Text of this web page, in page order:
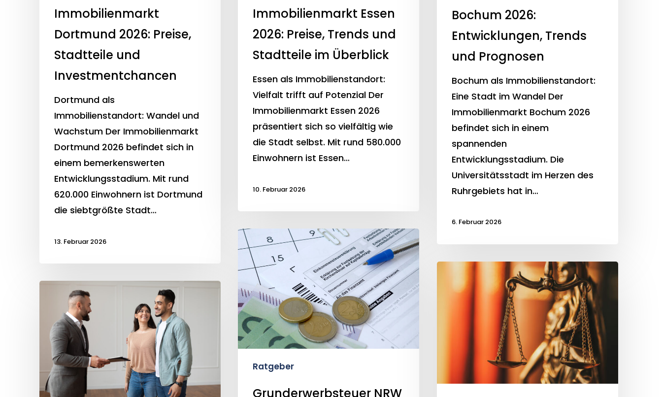
Immobilienmarkt
Dortmund 2026: Preise,
Stadtteile und
Investmentchancen
Dortmund als
Immobilienstandort: Wandel und
Wachstum Der Immobilienmarkt
Dortmund 2026 befindet sich in
einem bemerkenswerten
Entwicklungsstadium. Mit rund
620.000 Einwohnern ist Dortmund
die siebtgrößte Stadt…
13. Februar 2026
Immobilienmarkt Essen
2026: Preise, Trends und
Stadtteile im Überblick
Essen als Immobilienstandort:
Vielfalt trifft auf Potenzial Der
Immobilienmarkt Essen 2026
präsentiert sich so vielfältig wie
die Stadt selbst. Mit rund 580.000
Einwohnern ist Essen…
10. Februar 2026
Bochum 2026:
Entwicklungen, Trends
und Prognosen
Bochum als Immobilienstandort:
Eine Stadt im Wandel Der
Immobilienmarkt Bochum 2026
befindet sich in einem
spannenden
Entwicklungsstadium. Die
Universitätsstadt im Herzen des
Ruhrgebiets hat in…
6. Februar 2026
Grunderwerbsteuer
NRW
2026:
%
und
wie
Sie
legal
können
Ratgeber
Grunderwerbsteuer NRW
Immobilienverkauf
Maklercourtage
2026:
Was
kostet
ein
Immobilienmakler